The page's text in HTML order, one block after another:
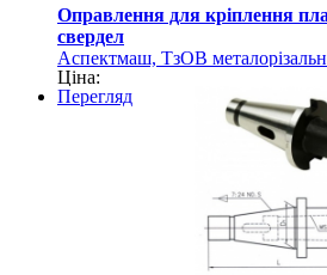
Оправлення для кріплення
свердел
Аспектмаш, ТзОВ
Ціна:
Перегляд